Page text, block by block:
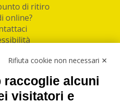
di ritiro
online?
Rifiuta cookie non necessari ✕
raccoglie alcuni
visitatori e